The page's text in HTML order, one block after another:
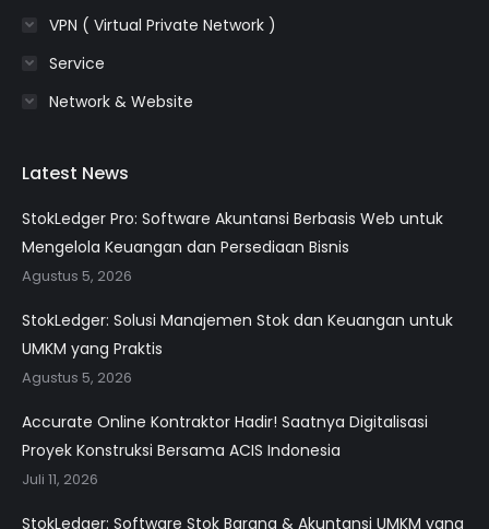
VPN ( Virtual Private Network )
Service
Network & Website
Latest News
StokLedger Pro: Software Akuntansi Berbasis Web untuk
Mengelola Keuangan dan Persediaan Bisnis
Agustus 5, 2026
StokLedger: Solusi Manajemen Stok dan Keuangan untuk
UMKM yang Praktis
Agustus 5, 2026
Accurate Online Kontraktor Hadir! Saatnya Digitalisasi
Proyek Konstruksi Bersama ACIS Indonesia
Juli 11, 2026
StokLedger: Software Stok Barang & Akuntansi UMKM yang